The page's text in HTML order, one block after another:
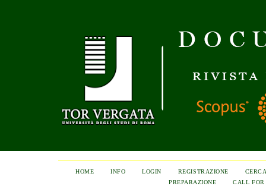
HOME INFO LOGIN REGISTRAZIONE
PREPARAZIONE
CALL FOR